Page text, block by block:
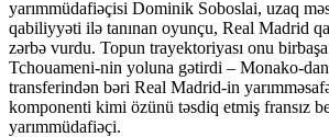
yarımmüdafiəçisi Dominik Soboslai, uzaq
qabiliyyəti ilə tanınan oyunçu, Real Madrid
zərbə vurdu. Topun trayektoriyası onu
Tchouameni-nin yoluna gətirdi – Monako-
transferindən bəri Real Madrid-in
komponenti kimi özünü təsdiq etmiş fransız
yarımmüdafiəçi.